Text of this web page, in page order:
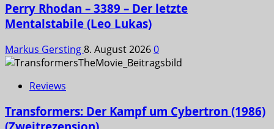
Perry Rhodan – 3389 – Der letzte
Mentalstabile (Leo Lukas)
Markus Gersting8. August 20260
Reviews
Transformers: Der Kampf um Cybertron (1986)